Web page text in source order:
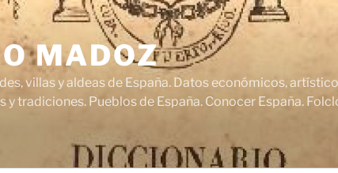
MADOZ
villas y aldeas de España. Datos económicos,
tradiciones. Pueblos de España. Conocer España.